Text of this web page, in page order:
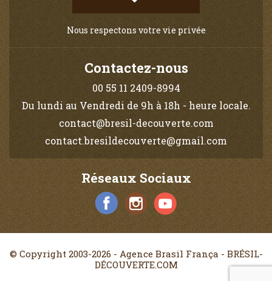
Nous respectons votre vie privée
Contactez-nous
00 55 11 2409-8994
Du lundi au Vendredi de 9h à 18h - heure locale.
contact@bresil-decouverte.com
contact.bresildecouverte@gmail.com
Réseaux Sociaux
© Copyright 2003-2026 - Agence Brasil França - BRÉSIL-
DÉCOUVERTE.COM